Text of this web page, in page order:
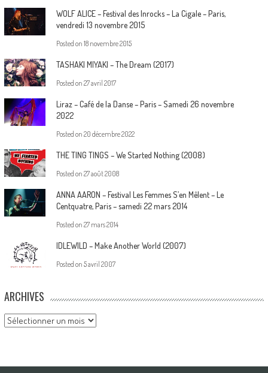
WOLF ALICE – Festival des Inrocks – La Cigale – Paris,
vendredi 13 novembre 2015
Posted on 18 novembre 2015
TASHAKI MIYAKI – The Dream (2017)
Posted on 27 avril 2017
Liraz – Café de la Danse – Paris – Samedi 26 novembre
2022
Posted on 20 décembre 2022
THE TING TINGS – We Started Nothing (2008)
Posted on 27 août 2008
ANNA AARON – Festival Les Femmes S’en Mêlent – Le
Centquatre, Paris – samedi 22 mars 2014
Posted on 27 mars 2014
IDLEWILD – Make Another World (2007)
Posted on 5 avril 2007
ARCHIVES
Archives